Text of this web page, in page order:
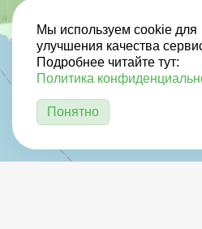
Мы используем cookie для
улучшения качества
Подробнее читайте тут:
Политика
Понятно